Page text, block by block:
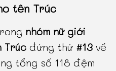
tên Trúc
nhóm nữ giới
Trúc đứng thứ #13 về
tổng số 118 đệm